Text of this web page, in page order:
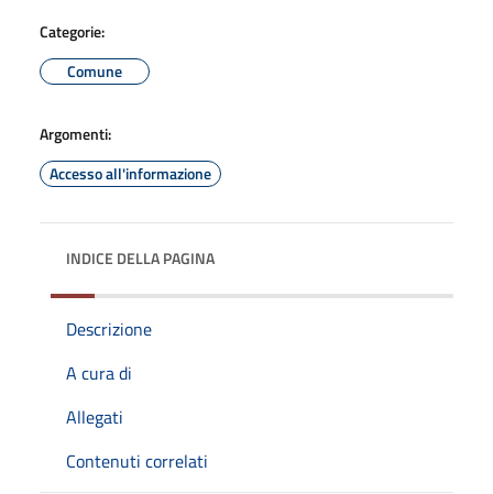
Categorie:
Comune
Argomenti:
Accesso all'informazione
INDICE DELLA PAGINA
Descrizione
A cura di
Allegati
Contenuti correlati